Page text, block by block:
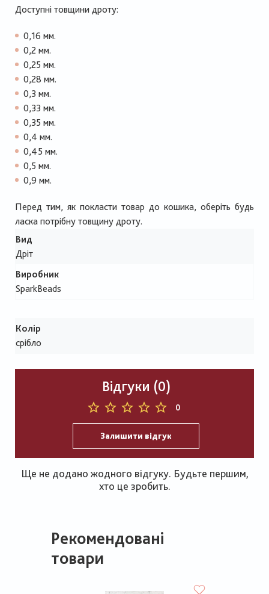
Доступні товщини дроту:
0,16 мм.
0,2 мм.
0,25 мм.
0,28 мм.
0,3 мм.
0,33 мм.
0,35 мм.
0,4 мм.
0,45 мм.
0,5 мм.
0,9 мм.
Перед тим, як покласти товар до кошика, оберіть будь
ласка потрібну товщину дроту.
Вид
Дріт
Виробник
SparkBeads
Колір
срібло
Відгуки (0)
0
Залишити відгук
Ще не додано жодного відгуку. Будьте першим,
хто це зробить.
Рекомендовані
товари